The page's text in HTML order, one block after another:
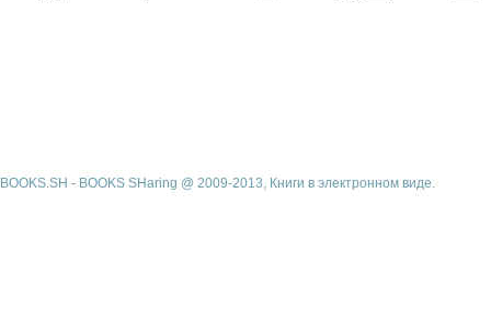
BOOKS.SH - BOOKS SHaring @ 2009-2013, Книги в электронном виде.